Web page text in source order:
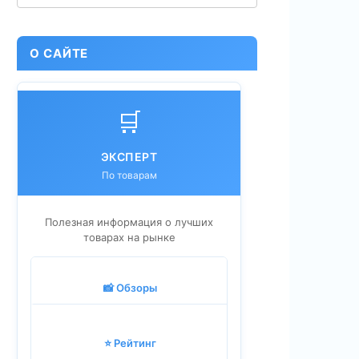
О САЙТЕ
🛒
ЭКСПЕРТ
По товарам
Полезная информация о лучших
товарах на рынке
📸 Обзоры
⭐ Рейтинг